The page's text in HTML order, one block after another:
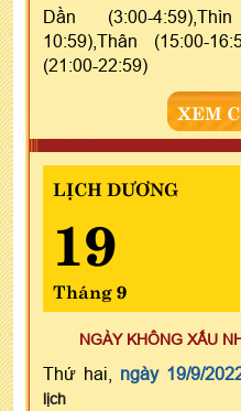
Dần (3:00-
10:59),Thân (15:00-
(21:00-22:59)
XEM
LỊCH DƯƠNG
19
Tháng 9
NGÀY KHÔNG XẤU
Thứ hai, ngày 19/9/
lịch